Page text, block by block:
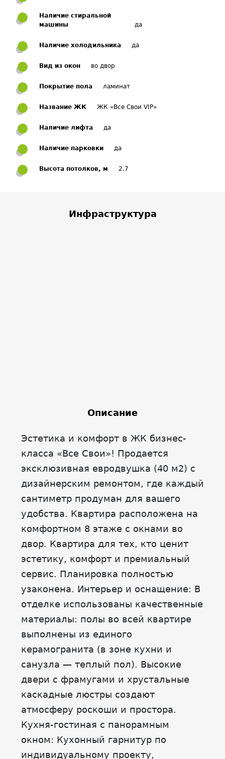
Наличие стиральной
машины
да
Наличие холодильника да
Вид из окон во двор
Покрытие пола ламинат
Название ЖК ЖК «Все Свои VIP»
Наличие лифта да
Наличие парковки да
Высота потолков, м 2.7
Инфраструктура
Описание
Эстетика и комфорт в ЖК бизнес-
класса «Все Свои»! Продается
эксклюзивная евродвушка (40 м2) с
дизайнерским ремонтом, где каждый
сантиметр продуман для вашего
удобства. Квартира расположена на
комфортном 8 этаже с окнами во
двор. Квартира для тех, кто ценит
эстетику, комфорт и премиальный
сервис. Планировка полностью
узаконена. Интерьер и оснащение: В
отделке использованы качественные
материалы: полы во всей квартире
выполнены из единого
керамогранита (в зоне кухни и
санузла — теплый пол). Высокие
двери с фрамугами и хрустальные
каскадные люстры создают
атмосферу роскоши и простора.
Кухня-гостиная с панорамным
окном: Кухонный гарнитур по
индивидуальному проекту,